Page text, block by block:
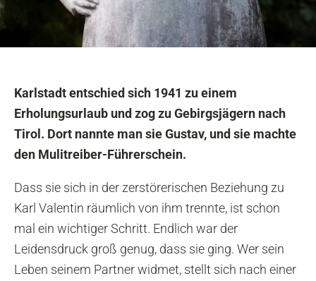
Karlstadt entschied sich 1941 zu einem
Erholungsurlaub und zog zu Gebirgsjägern nach
Tirol. Dort nannte man sie Gustav, und sie machte
den Mulitreiber-Führerschein.
Dass sie sich in der zerstörerischen Beziehung zu
Karl Valentin räumlich von ihm trennte, ist schon
mal ein wichtiger Schritt. Endlich war der
Leidensdruck groß genug, dass sie ging. Wer sein
Leben seinem Partner widmet, stellt sich nach einer